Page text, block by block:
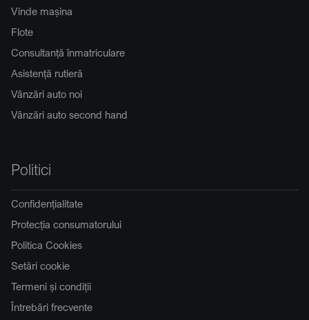
Vinde mașina
Flote
Consultanță înmatriculare
Asistență rutieră
Vânzări auto noi
Vânzări auto second hand
Politici
Confidențialitate
Protecția consumatorului
Politica Cookies
Setări cookie
Termeni și condiții
Întrebări frecvente